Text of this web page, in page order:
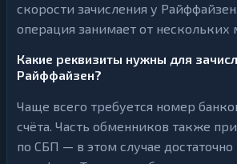
скорости зачисления у
операция занимает от нескольких
Какие реквизиты нужны для
Райффайзен?
Чаще всего требуется номер
счёта. Часть обменников также
по СБП — в этом случае